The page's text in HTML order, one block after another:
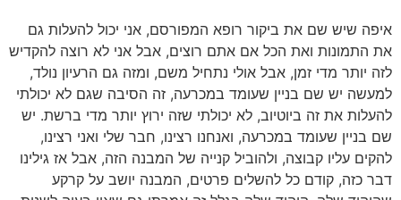
איפה שיש שם את ביקור רופא המפורסם, אני יכול להעלות גם
את התמונות ואת הכל אם אתם רוצים, אבל אני לא רוצה להקדיש
לזה יותר מדי זמן, אבל אולי נתחיל משם, ומזה גם הרעיון נולד,
למעשה יש שם בניין שעומד במכרעה, זה הסיבה שגם לא יכולתי
להעלות את זה ביוטיוב, לא יכולתי שזה ירוץ יותר מדי ברשת. יש
שם בניין שעומד במכרעה, ואנחנו רצינו, חבר שלי ואני רצינו,
להקים עליו קבוצה, ולהוביל קנייה של המבנה הזה, אבל אז גילינו
דבר כזה, קודם כל להשלים פרטים, המבנה יושב על קרקע